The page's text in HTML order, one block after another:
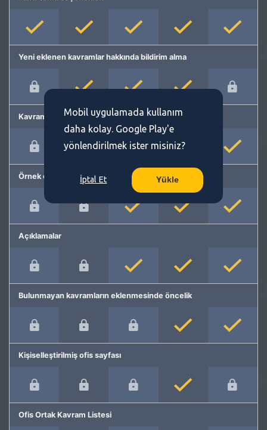
Yeni eklenen kavramlar hakkında bildirim alma
Kavram önerme
Örnek cümleler
Açıklamalar
Bulunmayan kavramların eklenmesinde öncelik
Kişiselleştirilmiş ofis sayfası
Ofis Ortak Kavram Listesi
Mobil uygulamada kullanım
daha kolay. Google Play'e
yönlendirilmek ister misiniz?
İptal Et Yükle